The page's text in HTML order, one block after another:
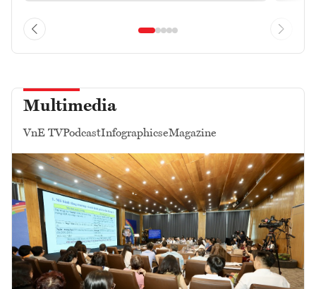
Multimedia
VnE TVPodcastInfographicseMagazine